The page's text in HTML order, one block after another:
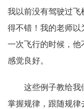
我以前没有驾驶过飞
得不错！我的老师以
一次飞行的时候，他
感觉良好。
这些例子教给我
掌握规律，跟随规律